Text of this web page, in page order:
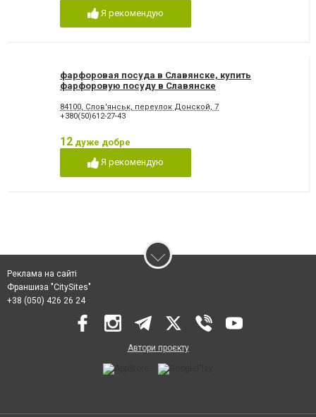
Я рекомендую
фарфоровая посуда в Славянске, купить
фарфоровую посуду в Славянске
84100, Слов'янськ, переулок Донской, 7
+380(50)612-27-43
12 дуже добре
Я рекомендую
Реклама на сайті
Франшиза "CitySites"
+38 (050) 426 26 24
Автори проєкту